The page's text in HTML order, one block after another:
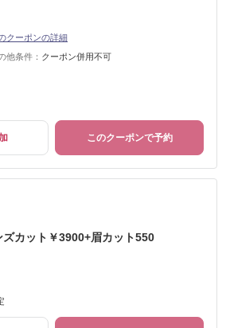
クーポンの詳細
他条件： クーポン併用不可
このクーポンで予約
カット￥3900+眉カット550